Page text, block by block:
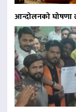
आन्दोलनको घोषणा